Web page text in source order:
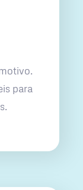
para